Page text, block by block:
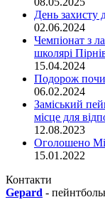
День захисту
02.06.2024
Чемпіонат з
школярі
15.04.2024
Подорож
06.02.2024
Заміський
місце для
12.08.2023
Оголошено
15.01.2022
Контакти
Gepard -